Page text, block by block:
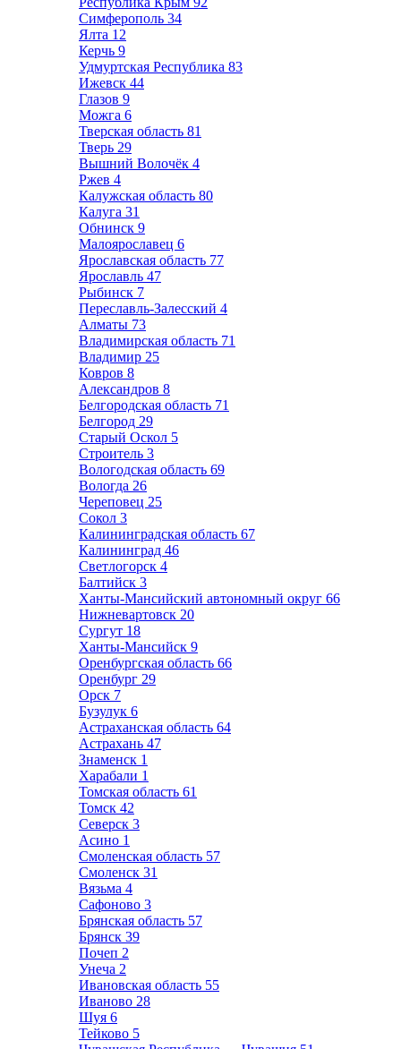
Симферополь 34
Ялта 12
Керчь 9
Удмуртская Республика 83
Ижевск 44
Глазов 9
Можга 6
Тверская область 81
Тверь 29
Вышний Волочёк 4
Ржев 4
Калужская область 80
Калуга 31
Обнинск 9
Малоярославец 6
Ярославская область 77
Ярославль 47
Рыбинск 7
Переславль-Залесский 4
Алматы 73
Владимирская область 71
Владимир 25
Ковров 8
Александров 8
Белгородская область 71
Белгород 29
Старый Оскол 5
Строитель 3
Вологодская область 69
Вологда 26
Череповец 25
Сокол 3
Калининградская область 67
Калининград 46
Светлогорск 4
Балтийск 3
Ханты-Мансийский автономный округ 66
Нижневартовск 20
Сургут 18
Ханты-Мансийск 9
Оренбургская область 66
Оренбург 29
Орск 7
Бузулук 6
Астраханская область 64
Астрахань 47
Знаменск 1
Харабали 1
Томская область 61
Томск 42
Северск 3
Асино 1
Смоленская область 57
Смоленск 31
Вязьма 4
Сафоново 3
Брянская область 57
Брянск 39
Почеп 2
Унеча 2
Ивановская область 55
Иваново 28
Шуя 6
Тейково 5